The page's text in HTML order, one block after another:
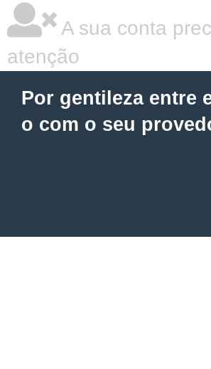
A sua conta
atenção
Por gentileza entre
o com o seu